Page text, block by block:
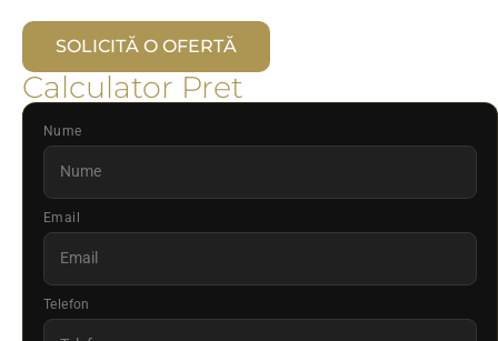
SOLICITĂ O OFERTĂ
Calculator Pret
Nume
Email
Telefon